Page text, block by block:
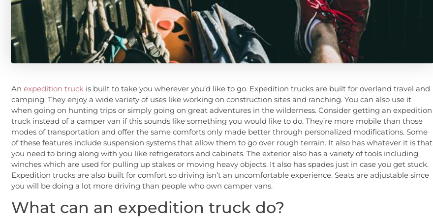
An expedition truck is built to take you wherever you’d like to go. Expedition trucks are built for overland travel and
camping. They enjoy a wide variety of uses like working on construction sites and ranching. You can also use it
when going on hunting trips or simply going on great adventures in the wilderness. Consider getting an expedition
truck instead of a camper van if this sounds like something you would like to do. They’re more mobile than those
modes of transportation and offer the same comforts only made better through personalized modifications. Some
of these features include suspension systems that allow them to go over rough terrain. It also has whatever it is that
you need to bring along with you like refrigerators and cabinets. The exterior also has a variety of tools including
winches which are used for pulling up stakes or moving heavy objects. It also has spades just in case you get stuck.
Expedition trucks are also built for comfort so driving isn’t an uncomfortable experience. Seats are adjustable since
you will be doing a lot more driving than people who own camper vans.
What can an expedition truck do?